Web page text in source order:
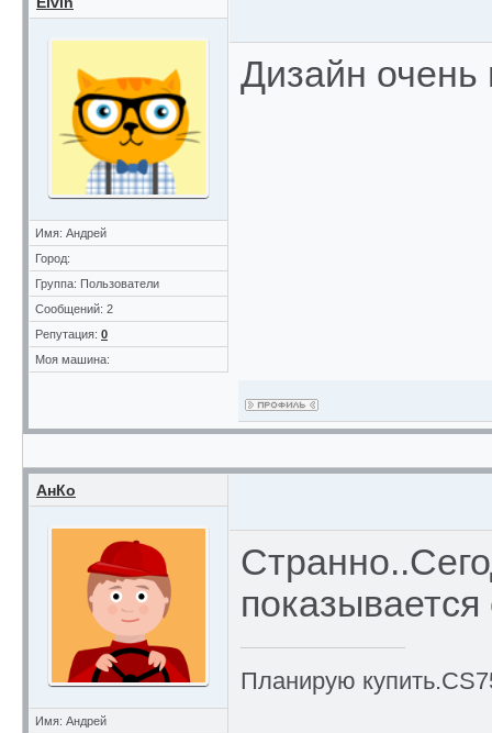
Имя: Андрей
Город:
Группа: Пользователи
Сообщений: 2
Репутация: 0
Моя машина:
Дизайн очень
АнКо
Имя: Андрей
показывается
Планирую